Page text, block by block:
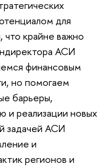
для
что крайне важно
АСИ
финансовым
но помогаем
барьеры,
и реализации новых
задачей АСИ
и
регионов и